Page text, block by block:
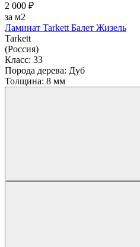
2 000 ₽
за м2
Ламинат Tarkett Балет Жизель
Tarkett
(Россия)
Класс: 33
Порода дерева: Дуб
Толщина: 8 мм